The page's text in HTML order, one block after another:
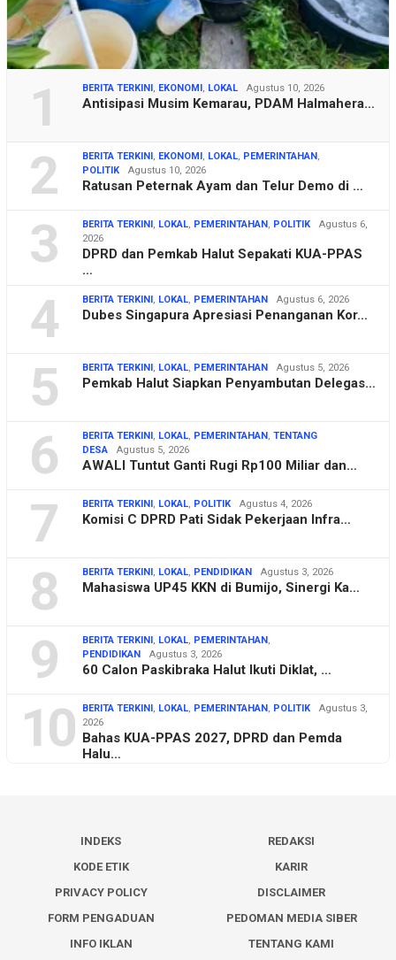
1 BERITA TERKINI , EKONOMI , LOKAL Agustus 10, 2026
Antisipasi Musim Kemarau, PDAM Halmahera…
2 BERITA TERKINI , EKONOMI , LOKAL, PEMERINTAHAN ,
POLITIK
Agustus 10, 2026
Ratusan Peternak Ayam dan Telur Demo di …
3 BERITA TERKINI , LOKAL, PEMERINTAHAN , POLITIK
Agustus 6,
2026
DPRD dan Pemkab Halut Sepakati KUA-PPAS
…
4 BERITA TERKINI , LOKAL, PEMERINTAHAN Agustus 6, 2026
Dubes Singapura Apresiasi Penanganan Kor…
5 BERITA TERKINI , LOKAL, PEMERINTAHAN Agustus 5, 2026
Pemkab Halut Siapkan Penyambutan Delegas…
6 BERITA TERKINI , LOKAL, PEMERINTAHAN , TENTANG
DESA
Agustus 5, 2026
AWALI Tuntut Ganti Rugi Rp100 Miliar dan…
7 BERITA TERKINI , LOKAL, POLITIK Agustus 4, 2026
Komisi C DPRD Pati Sidak Pekerjaan Infra…
8 BERITA TERKINI , LOKAL, PENDIDIKAN Agustus 3, 2026
Mahasiswa UP45 KKN di Bumijo, Sinergi Ka…
9 BERITA TERKINI , LOKAL, PEMERINTAHAN ,
PENDIDIKAN
Agustus 3, 2026
60 Calon Paskibraka Halut Ikuti Diklat, …
10 BERITA TERKINI , LOKAL, PEMERINTAHAN , POLITIK
Agustus 3,
2026
Bahas KUA-PPAS 2027, DPRD dan Pemda
Halu…
INDEKS
REDAKSI
KODE ETIK
KARIR
PRIVACY POLICY
DISCLAIMER
FORM PENGADUAN
PEDOMAN MEDIA SIBER
INFO IKLAN
TENTANG KAMI